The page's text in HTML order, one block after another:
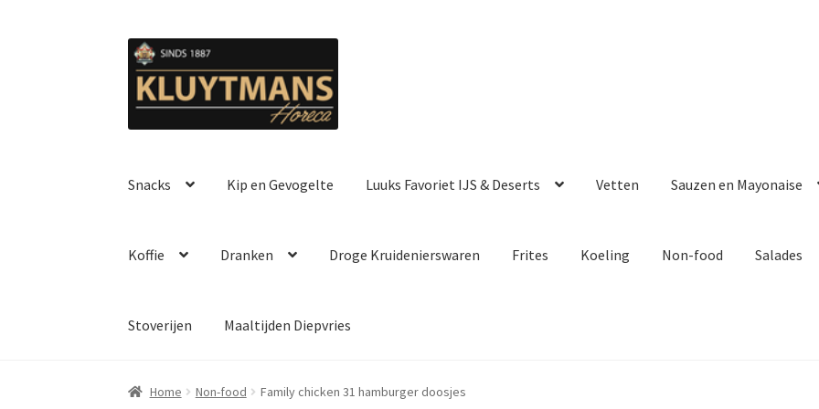
Ga
door
naar
Ga
naar
de
Snacks Kip en Gevogelte Luuks Favoriet IJS & Deserts Vetten Sauzen en Mayonaise
Koffie Dranken Droge Kruidenierswaren Frites Koeling Non-food Salades
Stoverijen Maaltijden Diepvries
Home Non-food Family chicken 31 hamburger doosjes